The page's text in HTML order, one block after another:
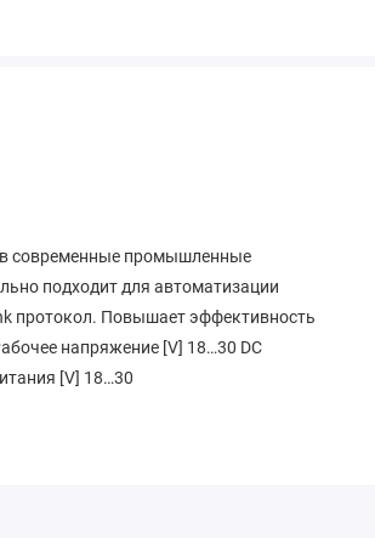
в современные промышленные
подходит для автоматизации
протокол. Повышает эффективность
напряжение [V] 18…30 DC
[V] 18…30